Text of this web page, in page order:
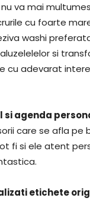
va mai
cu foarte
washi
si
cu adevarat
si agenda
care se afla pe
fi si ele atent
etichete